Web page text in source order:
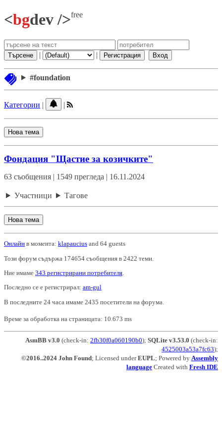
<bgdev />free
Търсене | | Регистрация Вход
#foundation
Категории | |
Нова тема
Фондация "Щастие за козичките"
63 съобщения | 1549 прегледа | 16.11.2024
Участници Тагове
Нова тема
Онлайн в момента: klapaucius and 64 guests
Този форум съдържа 174654 съобщения в 2422 теми.
Ние имаме 343 регистрирани потребителя
Последно се е регистрирал: am-gul
В последните 24 часа имаме 2435 посетители на форума.
Време за обработка на страницата: 10.673 ms
AsmBB v3.0 (check-in: 2fb30f0a060190b0); SQLite v3.53.0 (check-in:
4525003a53a7fc63);
©2016..2024 John Found; Licensed underEUPL; Powered by Assembly
language Created with Fresh IDE